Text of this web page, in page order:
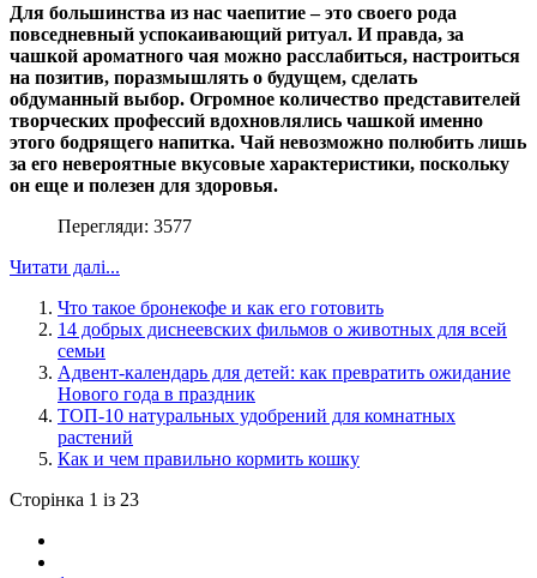
Для большинства из нас чаепитие – это своего рода
повседневный успокаивающий ритуал. И правда, за
чашкой ароматного чая можно расслабиться, настроиться
на позитив, поразмышлять о будущем, сделать
обдуманный выбор. Огромное количество представителей
творческих профессий вдохновлялись чашкой именно
этого бодрящего напитка. Чай невозможно полюбить лишь
за его невероятные вкусовые характеристики, поскольку
он еще и полезен для здоровья.
Перегляди: 3577
Читати далі...
Что такое бронекофе и как его готовить
14 добрых диснеевских фильмов о животных для всей
семьи
Адвент-календарь для детей: как превратить ожидание
Нового года в праздник
ТОП-10 натуральных удобрений для комнатных
растений
Как и чем правильно кормить кошку
Сторінка 1 із 23